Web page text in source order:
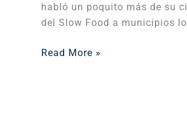
habló un poquito más de su
del Slow Food a municipios
Read More »